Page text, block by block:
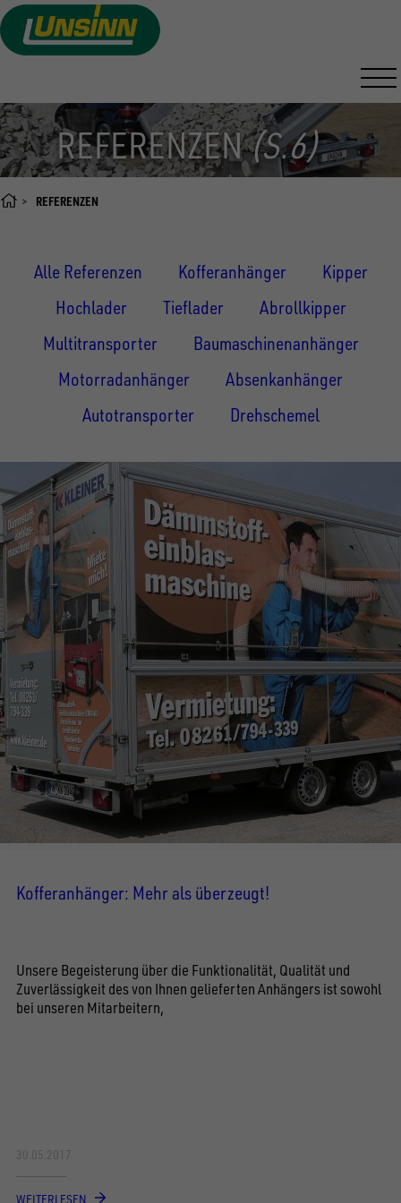
Direkt
zum
Inhalt
REFERENZEN(S.6)
REFERENZEN
Alle Referenzen Kofferanhänger
Kipper
Hochlader
Tieflader
Abrollkipper
Multitransporter
Baumaschinenanhänger
Motorradanhänger
Absenkanhänger
Autotransporter
Drehschemel
Kofferanhänger: Mehr als überzeugt!
Unsere Begeisterung über die Funktionalität, Qualität und
Zuverlässigkeit des von Ihnen gelieferten Anhängers ist sowohl
bei unseren Mitarbeitern,
30.05.2017
WEITERLESEN